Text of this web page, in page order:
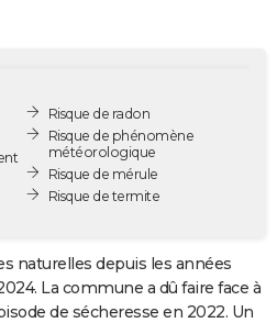
Risque de radon
Risque de phénomène
météorologique
Risque de mérule
Risque de termite
naturelles depuis les années
La commune a dû faire face à
de sécheresse en 2022. Un